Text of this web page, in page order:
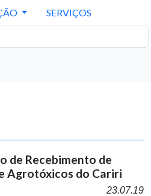
SERVIÇOS
de Recebimento de
Agrotóxicos do Cariri
23.07.19